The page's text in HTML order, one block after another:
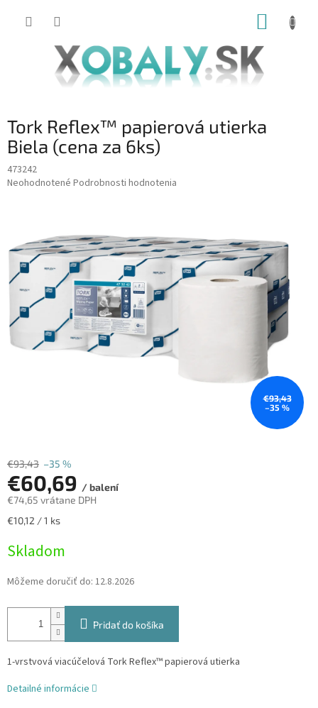
Tork Reflex™ papierová utierka
Biela (cena za 6ks)
473242
Priemerné
z
hviezdičiek.
Neohodnotené Podrobnosti hodnotenia
€93,43
–35 %
€93,43 –35 %
€60,69 / balení
€74,65 vrátane DPH
Jednotková
€10,12 / 1 ks
Skladom
Môžeme doručiť do: 12.8.2026
Pridať do košíka
1-vrstvová viacúčelová Tork Reflex™ papierová utierka
Detailné informácie